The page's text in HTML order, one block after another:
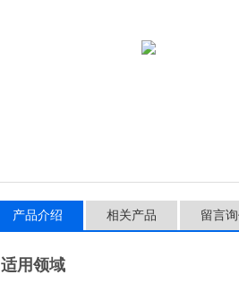
产品介绍 相关产品 留言
适用领域